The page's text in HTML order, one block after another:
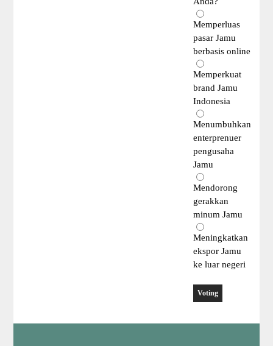
Memperluas
pasar Jamu
berbasis online
Memperkuat
brand Jamu
Indonesia
Menumbuhkan
enterprenuer
pengusaha
Jamu
Mendorong
gerakkan
minum Jamu
Meningkatkan
ekspor Jamu
ke luar negeri